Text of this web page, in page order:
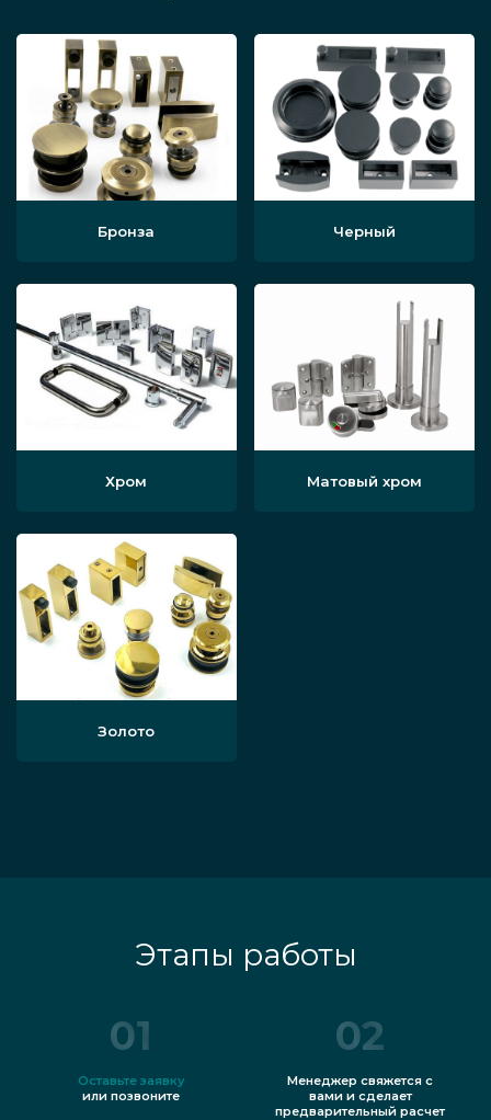
Бронза Черный
Хром Матовый хром
Золото
Этапы работы
01
Оставьте заявку
или позвоните
02
Менеджер свяжется с
вами и сделает
предварительный расчет